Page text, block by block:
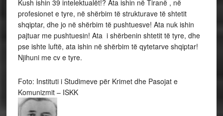
Kush ishin 39 intelektualët!? Ata ishin në Tiranë , në
profesionet e tyre, në shërbim të strukturave të shtetit
shqiptar, dhe jo në shërbim të pushtuesve! Ata nuk ishin
pajtuar me pushtuesin! Ata i shërbenin shtetit të tyre, dhe
pse ishte luftë, ata ishin në shërbim të qytetarve shqiptar!
Njihuni me cv e tyre.
Foto: Instituti i Studimeve për Krimet dhe Pasojat e
Komunizmit – ISKK